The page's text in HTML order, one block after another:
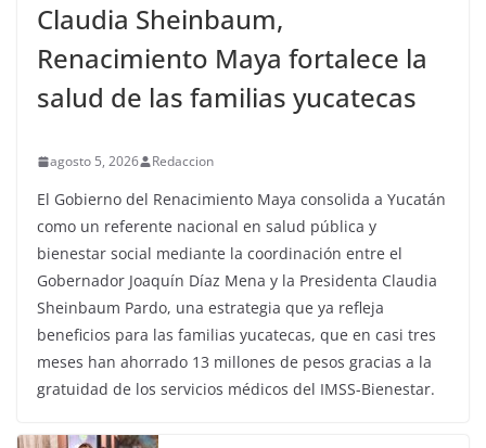
Claudia Sheinbaum,
Renacimiento Maya fortalece la
salud de las familias yucatecas
agosto 5, 2026 Redaccion
El Gobierno del Renacimiento Maya consolida a Yucatán
como un referente nacional en salud pública y
bienestar social mediante la coordinación entre el
Gobernador Joaquín Díaz Mena y la Presidenta Claudia
Sheinbaum Pardo, una estrategia que ya refleja
beneficios para las familias yucatecas, que en casi tres
meses han ahorrado 13 millones de pesos gracias a la
gratuidad de los servicios médicos del IMSS-Bienestar.